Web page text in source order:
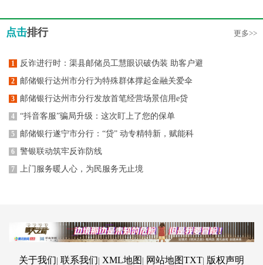
点击排行 更多>>
1 反诈进行时：渠县邮储员工慧眼识破伪装 助客户避
2 邮储银行达州市分行为特殊群体撑起金融关爱伞
3 邮储银行达州市分行发放首笔经营场景信用e贷
4 “抖音客服”骗局升级：这次盯上了您的保单
5 邮储银行遂宁市分行：“贷” 动专精特新，赋能科
6 警银联动筑牢反诈防线
7 上门服务暖人心，为民服务无止境
关于我们 联系我们 XML地图 网站地图TXT 版权声明